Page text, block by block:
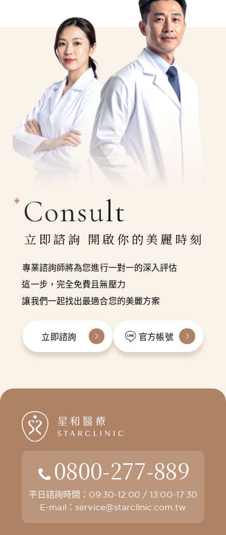
Consult
立即諮詢 開啟你的美麗時刻
專業諮詢師將為您進行一對一的深入評估
這一步，完全免費且無壓力
讓我們一起找出最適合您的美麗方案
立即諮詢 官方帳號
0800-277-889
平日諮詢時間：09:30-12:00 / 13:00-17:30
E-mail： service@starclinic.com.tw